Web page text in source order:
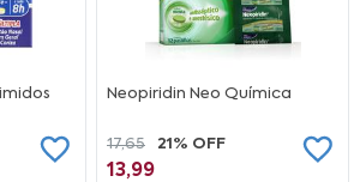
Neopiridin Neo Química
17,65 21% OFF
13,99